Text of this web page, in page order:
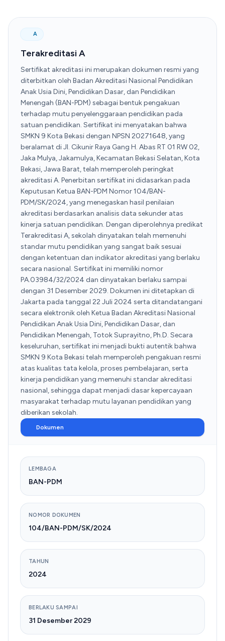
A
Terakreditasi A
Sertifikat akreditasi ini merupakan dokumen resmi yang
diterbitkan oleh Badan Akreditasi Nasional Pendidikan
Anak Usia Dini, Pendidikan Dasar, dan Pendidikan
Menengah (BAN-PDM) sebagai bentuk pengakuan
terhadap mutu penyelenggaraan pendidikan pada
satuan pendidikan. Sertifikat ini menyatakan bahwa
SMKN 9 Kota Bekasi dengan NPSN 20271648, yang
beralamat di Jl. Cikunir Raya Gang H. Abas RT 01 RW 02,
Jaka Mulya, Jakamulya, Kecamatan Bekasi Selatan, Kota
Bekasi, Jawa Barat, telah memperoleh peringkat
akreditasi A. Penerbitan sertifikat ini didasarkan pada
Keputusan Ketua BAN-PDM Nomor 104/BAN-
PDM/SK/2024, yang menegaskan hasil penilaian
akreditasi berdasarkan analisis data sekunder atas
kinerja satuan pendidikan. Dengan diperolehnya predikat
Terakreditasi A, sekolah dinyatakan telah memenuhi
standar mutu pendidikan yang sangat baik sesuai
dengan ketentuan dan indikator akreditasi yang berlaku
secara nasional. Sertifikat ini memiliki nomor
PA.03984/32/2024 dan dinyatakan berlaku sampai
dengan 31 Desember 2029. Dokumen ini ditetapkan di
Jakarta pada tanggal 22 Juli 2024 serta ditandatangani
secara elektronik oleh Ketua Badan Akreditasi Nasional
Pendidikan Anak Usia Dini, Pendidikan Dasar, dan
Pendidikan Menengah, Totok Suprayitno, Ph.D. Secara
keseluruhan, sertifikat ini menjadi bukti autentik bahwa
SMKN 9 Kota Bekasi telah memperoleh pengakuan resmi
atas kualitas tata kelola, proses pembelajaran, serta
kinerja pendidikan yang memenuhi standar akreditasi
nasional, sehingga dapat menjadi dasar kepercayaan
masyarakat terhadap mutu layanan pendidikan yang
diberikan sekolah.
Dokumen
LEMBAGA
BAN-PDM
NOMOR DOKUMEN
104/BAN-PDM/SK/2024
TAHUN
2024
BERLAKU SAMPAI
31 Desember 2029